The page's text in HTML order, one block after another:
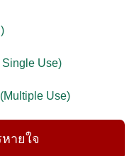
Use)
Use)
ายใจ